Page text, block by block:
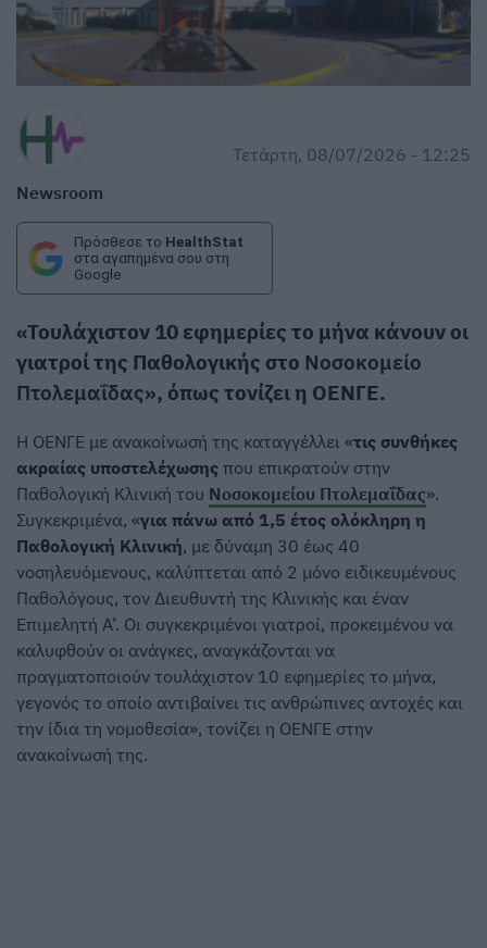
Newsroom
Τετάρτη, 08/07/2026 - 12:25
Πρόσθεσε το HealthStat
στα αγαπημένα σου στη
Google
«Τουλάχιστον 10 εφημερίες το μήνα κάνουν οι
γιατροί της Παθολογικής στο Νοσοκομείο
Πτολεμαΐδας», όπως τονίζει η ΟΕΝΓΕ.
Η ΟΕΝΓΕ με ανακοίνωσή της καταγγέλλει «τις συνθήκες
ακραίας υποστελέχωσης που επικρατούν στην
Παθολογική Κλινική του Νοσοκομείου Πτολεμαΐδας».
Συγκεκριμένα, «για πάνω από 1,5 έτος ολόκληρη η
Παθολογική Κλινική, με δύναμη 30 έως 40
νοσηλευόμενους, καλύπτεται από 2 μόνο ειδικευμένους
Παθολόγους, τον Διευθυντή της Κλινικής και έναν
Επιμελητή Α’. Οι συγκεκριμένοι γιατροί, προκειμένου να
καλυφθούν οι ανάγκες, αναγκάζονται να
πραγματοποιούν τουλάχιστον 10 εφημερίες το μήνα,
γεγονός το οποίο αντιβαίνει τις ανθρώπινες αντοχές και
την ίδια τη νομοθεσία», τονίζει η ΟΕΝΓΕ στην
ανακοίνωσή της.